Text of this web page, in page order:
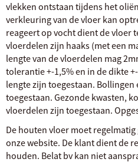
vlekken ontstaan tijdens het
verkleuring van de vloer kan
reageert op vocht dient de vloer
vloerdelen zijn haaks (met een
lengte van de vloerdelen mag
tolerantie +-1,5% en in de dikte
lengte zijn toegestaan.
toegestaan. Gezonde kwasten,
vloerdelen zijn toegestaan.
De houten vloer moet
onze website. De klant dient de
houden. Belat bv kan niet